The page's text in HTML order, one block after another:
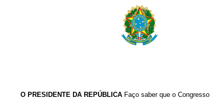
O PRESIDENTE DA REPÚBLICA Faço saber que o